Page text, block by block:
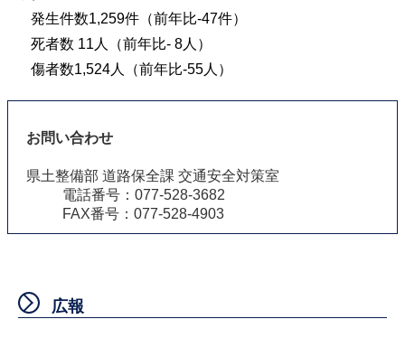
発生件数1,259件（前年比-47件）
死者数 11人（前年比- 8人）
傷者数1,524人（前年比-55人）
お問い合わせ
県土整備部 道路保全課 交通安全対策室
電話番号：077-528-3682
FAX番号：077-528-4903
広報